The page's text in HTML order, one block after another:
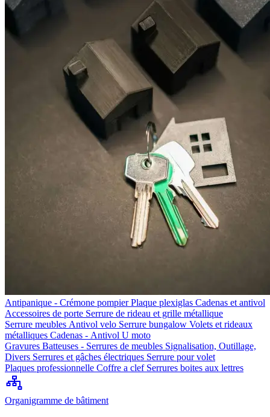
Antipanique - Crémone pompierPlaque plexiglas Cadenas et antivol
Accessoires de porte Serrure de rideau et grille métallique
Serrure meubles Antivol velo Serrure bungalow Volets et rideaux
métalliques Cadenas - Antivol U moto
Gravures Batteuses - Serrures de meubles Signalisation, Outillage,
Divers Serrures et gâches électriques Serrure pour volet
Plaques professionnelle Coffre a clef Serrures boites aux lettres
Organigramme de bâtiment